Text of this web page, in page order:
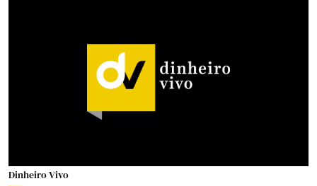
Dinheiro Vivo